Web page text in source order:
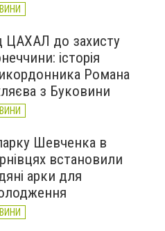
ЦАХАЛ до захисту
історія
Романа
з Буковини
Шевченка в
встановили
арки для